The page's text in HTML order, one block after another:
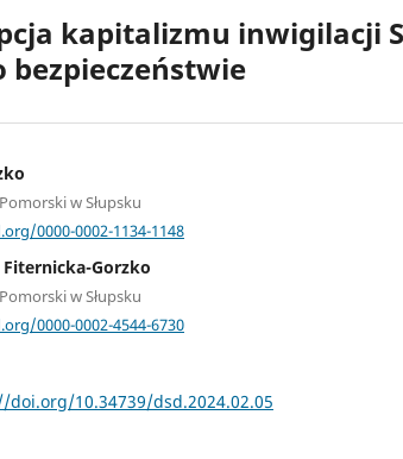
kapitalizmu inwigilacji
bezpieczeństwie
w Słupsku
0000-0002-1134-1148
Gorzko
w Słupsku
0000-0002-4544-6730
doi.org/10.34739/dsd.2024.02.05